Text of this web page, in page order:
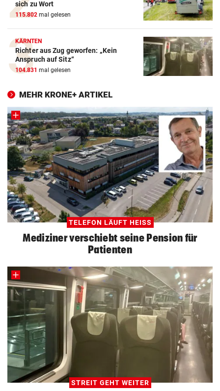
sich zu Wort
115.802 mal gelesen
KÄRNTEN
Richter aus Zug geworfen: „Kein
Anspruch auf Sitz“
104.831 mal gelesen
MEHR KRONE+ ARTIKEL
TELEFON LÄUFT HEISS
Mediziner verschiebt seine Pension für
Patienten
STREIT GEHT WEITER